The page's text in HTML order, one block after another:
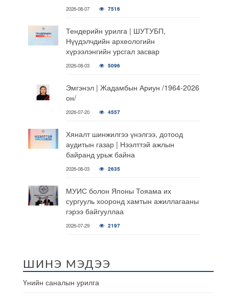
2026-08-07 7516
Тендерийн урилга | ШУТУБП,
Нүүдэлчдийн археологийн
хүрээлэнгийн урсгал засвар
2026-08-03 5096
Эмгэнэл | Жадамбын Ариун /1964-2026
он/
2026-07-20 4557
Хяналт шинжилгээ үнэлгээ, дотоод
аудитын газар | Нээлттэй ажлын
байранд урьж байна
2026-08-03 2635
МУИС болон Японы Тояама их
сургууль хооронд хамтын ажиллагааны
гэрээ байгууллаа
2026-07-29 2197
ШИНЭ МЭДЭЭ
Үнийн саналын урилга